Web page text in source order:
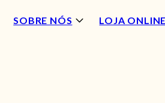
SOBRE NÓS LOJA ONLINE